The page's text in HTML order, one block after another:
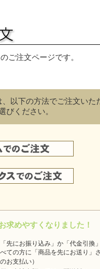
ご注文ページです。
以下の方法でご注文いた
びください。
求めやすくなりました！
先にお振り込み」か「代金引換」
ての方に「商品を先にお送り」さ
お支払い）